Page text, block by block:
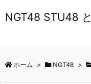
NGT48 STU48
ホーム > NGT48 >